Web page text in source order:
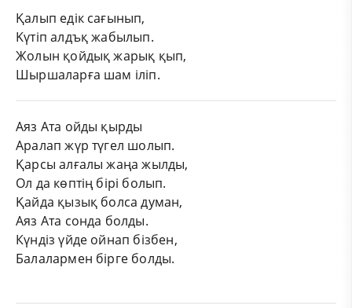
Қалып едік сағынып,
Kүтіп алдъқ жабылып.
Жолын қойдық жарық қып,
Шыршаларға шам іліп.
Аяз Ата ойды қырды
Аралап жүр түгел шолып.
Қарсы алғалы жаңа жылды,
Ол да көптің бірі болып.
Қайда қызық болса думан,
Аяз Ата сонда болды.
Күндіз үйде ойнап бізбен,
Балалармен бірге болды.